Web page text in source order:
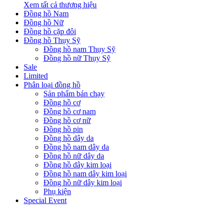
Xem tất cả thương hiệu
Đồng hồ Nam
Đồng hồ Nữ
Đồng hồ cặp đôi
Đồng hồ Thụy Sỹ
Đồng hồ nam Thụy Sỹ
Đồng hồ nữ Thụy Sỹ
Sale
Limited
Phân loại đồng hồ
Sản phẩm bán chạy
Đồng hồ cơ
Đồng hồ cơ nam
Đồng hồ cơ nữ
Đồng hồ pin
Đồng hồ dây da
Đồng hồ nam dây da
Đồng hồ nữ dây da
Đồng hồ dây kim loại
Đồng hồ nam dây kim loại
Đồng hồ nữ dây kim loại
Phụ kiện
Special Event